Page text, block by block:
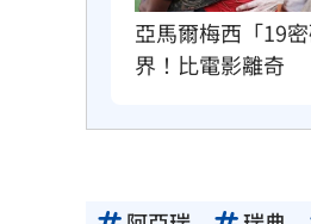
亞馬爾梅西「19
界！比電影離奇